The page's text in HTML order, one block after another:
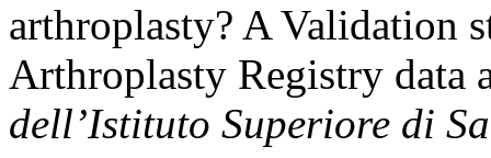
arthroplasty? A Validation
Arthroplasty Registry data
dell’Istituto Superiore di